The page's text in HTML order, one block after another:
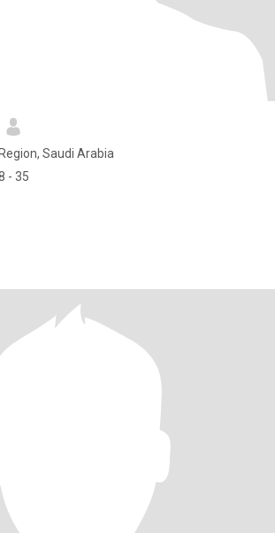
Saudi Arabia
- 35